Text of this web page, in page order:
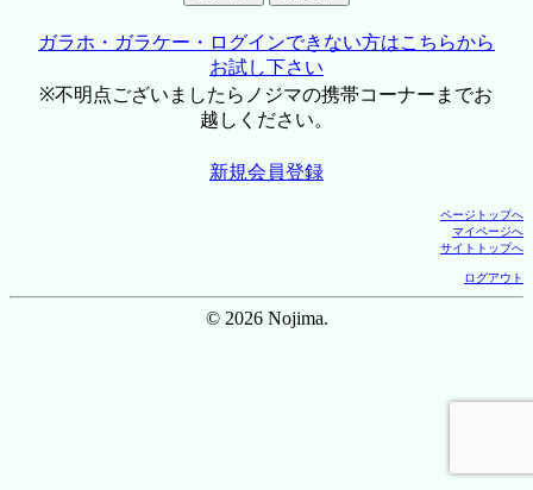
ガラホ・ガラケー・ログインできない方はこちらから
お試し下さい
※不明点ございましたらノジマの携帯コーナーまでお
越しください。
新規会員登録
ページトップへ
マイページへ
サイトトップへ
ログアウト
© 2026 Nojima.